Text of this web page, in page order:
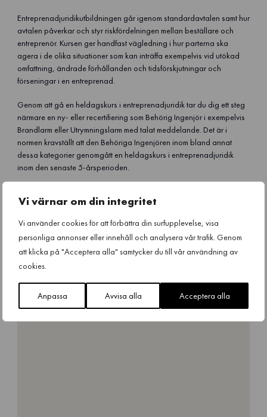
Vi värnar om din integritet
Vi använder cookies för att förbättra din surfupplevelse, visa
personliga annonser eller innehåll och analysera vår trafik. Genom
att klicka på "Acceptera alla" samtycker du till vår användning av
cookies.
Anpassa Avvisa alla Acceptera alla
c
e
b
k
k
e
d
Entreprenadjuridikutbildningen går igenom standardavtalen samt hur
avtalen påverkar och styr riskfördelningen mellan beställare och
entreprenör. Kursen ger handfast vägledning i hur parterna ska
agera i de olika situationer som kan inträffa exempelvis vid utökad
omfattning, ändrade förhållanden och tidsförskjutningar och
förseningar i en entreprenad.
Genom att gå en heldagskurs i entreprenadjuridik tar du dig ett steg
närmare en ny- eller recertifiering som Behörig Ingenjör i exempelvis
Brandlarm eller Utrymningslarm med talat meddelande. Det är i
normen kravställt att den Behöriga Ingenjören inom bland annat
dessa kategorier genomgått en heldagskurs i entreprenadjuridik
inom den senaste 5-årsperioden.
Efter utbildningen
Efter utbildningen har du uppfyllt kravet som ställs i vissa normer för
Behöriga Ingenjör om att inom den senaste 5-årsperioden
genomgått en heldagsutbildning i entreprenadjuridik. Du får även ett
intyg på att du har genomfört utbildningen.